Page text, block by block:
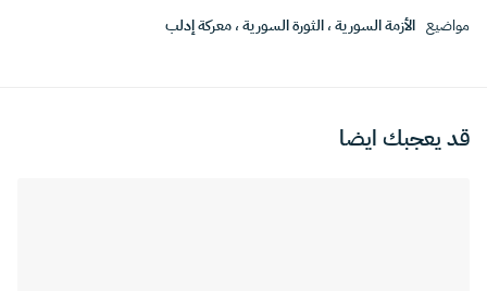
مواضيع الأزمة السورية،الثورة السورية،معركة إدلب
قد يعجبك ايضا